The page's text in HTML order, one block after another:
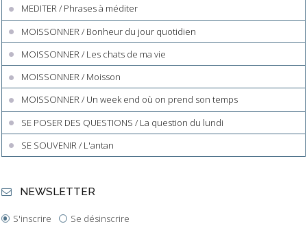
MEDITER / Phrases à méditer
MOISSONNER / Bonheur du jour quotidien
MOISSONNER / Les chats de ma vie
MOISSONNER / Moisson
MOISSONNER / Un week end où on prend son temps
SE POSER DES QUESTIONS / La question du lundi
SE SOUVENIR / L'antan
NEWSLETTER
S'inscrire Se désinscrire